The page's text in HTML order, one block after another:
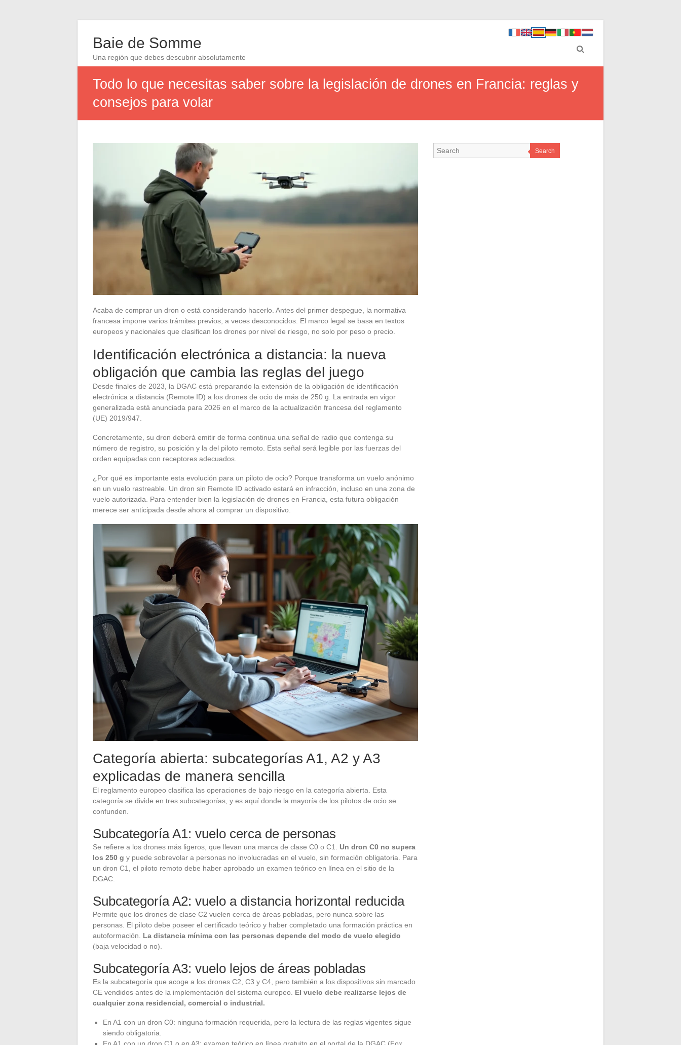
Baie de Somme
Una región que debes descubrir absolutamente
Todo lo que necesitas saber sobre la legislación de drones en Francia: reglas y
consejos para volar
Acaba de comprar un dron o está considerando hacerlo. Antes del primer despegue, la normativa
francesa impone varios trámites previos, a veces desconocidos. El marco legal se basa en textos
europeos y nacionales que clasifican los drones por nivel de riesgo, no solo por peso o precio.
Identificación electrónica a distancia: la nueva
obligación que cambia las reglas del juego
Desde finales de 2023, la DGAC está preparando la extensión de la obligación de identificación
electrónica a distancia (Remote ID) a los drones de ocio de más de 250 g. La entrada en vigor
generalizada está anunciada para 2026 en el marco de la actualización francesa del reglamento
(UE) 2019/947.
Concretamente, su dron deberá emitir de forma continua una señal de radio que contenga su
número de registro, su posición y la del piloto remoto. Esta señal será legible por las fuerzas del
orden equipadas con receptores adecuados.
¿Por qué es importante esta evolución para un piloto de ocio? Porque transforma un vuelo anónimo
en un vuelo rastreable. Un dron sin Remote ID activado estará en infracción, incluso en una zona de
vuelo autorizada. Para entender bien la legislación de drones en Francia, esta futura obligación
merece ser anticipada desde ahora al comprar un dispositivo.
Categoría abierta: subcategorías A1, A2 y A3
explicadas de manera sencilla
El reglamento europeo clasifica las operaciones de bajo riesgo en la categoría abierta. Esta
categoría se divide en tres subcategorías, y es aquí donde la mayoría de los pilotos de ocio se
confunden.
Subcategoría A1: vuelo cerca de personas
Se refiere a los drones más ligeros, que llevan una marca de clase C0 o C1. Un dron C0 no supera
los 250 g y puede sobrevolar a personas no involucradas en el vuelo, sin formación obligatoria. Para
un dron C1, el piloto remoto debe haber aprobado un examen teórico en línea en el sitio de la
DGAC.
Subcategoría A2: vuelo a distancia horizontal reducida
Permite que los drones de clase C2 vuelen cerca de áreas pobladas, pero nunca sobre las
personas. El piloto debe poseer el certificado teórico y haber completado una formación práctica en
autoformación. La distancia mínima con las personas depende del modo de vuelo elegido
(baja velocidad o no).
Subcategoría A3: vuelo lejos de áreas pobladas
Es la subcategoría que acoge a los drones C2, C3 y C4, pero también a los dispositivos sin marcado
CE vendidos antes de la implementación del sistema europeo. El vuelo debe realizarse lejos de
cualquier zona residencial, comercial o industrial.
En A1 con un dron C0: ninguna formación requerida, pero la lectura de las reglas vigentes sigue
siendo obligatoria.
Search